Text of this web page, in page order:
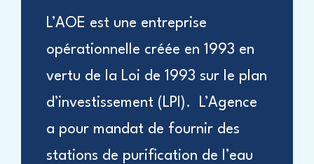
L’AOE est une entreprise
opérationnelle créée en 1993 en
vertu de la Loi de 1993 sur le plan
d’investissement (LPI). L’Agence
a pour mandat de fournir des
stations de purification de l’eau